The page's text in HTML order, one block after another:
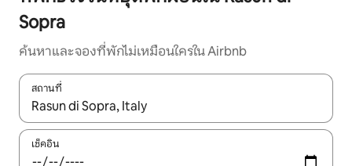
Sopra
ค้นหาและจองที่พักไม่เหมือนใครใน Airbnb
สถานที่
ใช้ลูกศรขึ้นลง หรือใช้การสัมผัสหรือปัด เพื่อสำรวจผลการค้นหา
เช็คอิน